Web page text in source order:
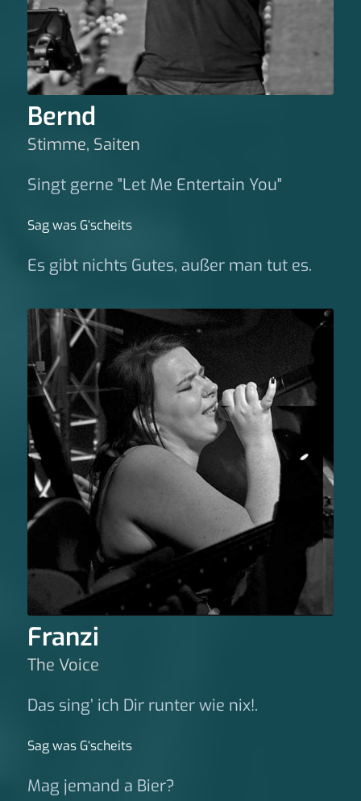
Bernd
Stimme, Saiten
Singt gerne "Let Me Entertain You"
Sag was G‘scheits
Es gibt nichts Gutes, außer man tut es.
Franzi
The Voice
Das sing’ ich Dir runter wie nix!.
Sag was G‘scheits
Mag jemand a Bier?